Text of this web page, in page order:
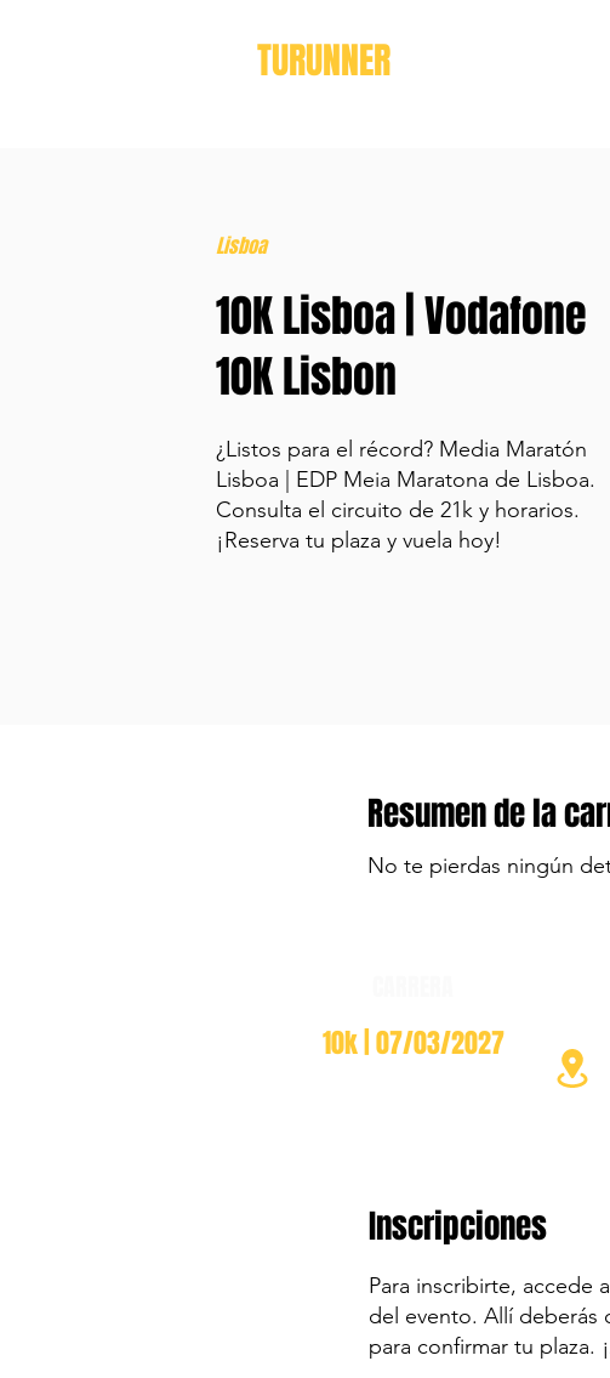
TURUNNER
Lisboa
10K Lisboa | Vodafone
10K Lisbon
¿Listos para el récord? Media Maratón
Lisboa | EDP Meia Maratona de Lisboa.
Consulta el circuito de 21k y horarios.
¡Reserva tu plaza y vuela hoy!
Resumen de la
No te pierdas ningún
10k | 07/03/2027
Inscripciones
Para inscribirte, accede
del evento. Allí deberás
para confirmar tu plaza.